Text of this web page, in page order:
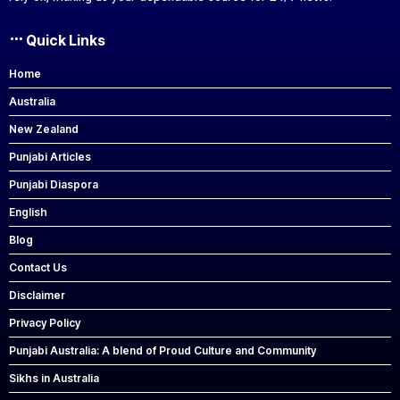
Quick Links
Home
Australia
New Zealand
Punjabi Articles
Punjabi Diaspora
English
Blog
Contact Us
Disclaimer
Privacy Policy
Punjabi Australia: A blend of Proud Culture and Community
Sikhs in Australia